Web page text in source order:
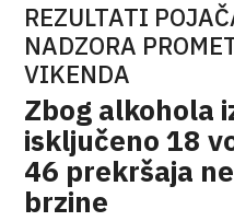
REZULTATI
NADZORA
VIKENDA
Zbog alkohola
isključeno 18
46 prekršaja
brzine